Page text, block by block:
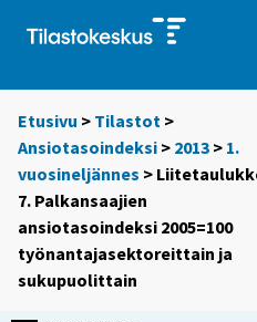
Etusivu > Tilastot >
Ansiotasoindeksi > 2013 > 1.
vuosineljännes >
7. Palkansaajien
ansiotasoindeksi 2005=100
työnantajasektoreittain ja
sukupuolittain